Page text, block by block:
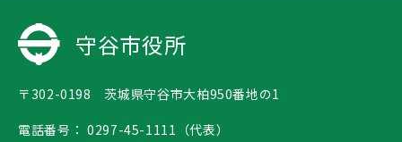
守谷市役所
〒302-0198 茨城県守谷市大柏950番地の1
電話番号： 0297-45-1111（代表）